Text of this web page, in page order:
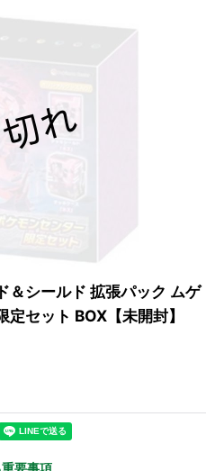
＆シールド 拡張パック ムゲ
セット BOX【未開封】
要事項